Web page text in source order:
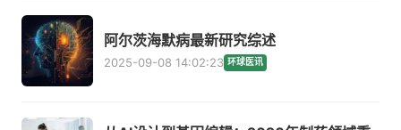
阿尔茨海默病最新研究综述
2025-09-08 14:02:23 环球医讯